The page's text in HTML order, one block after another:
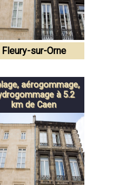
Fleury-sur-Orne
aérogommage,
à 5.2
km de Caen